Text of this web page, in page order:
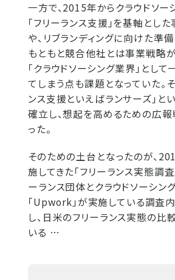
一方で、2015年からクラウドソー
「フリーランス支援」を基軸とし
や、リブランディングに向けた準
もともと競合他社とは事業戦略
「クラウドソーシング業界」とし
てしまう点も課題となっていた。
ンス支援といえばランサーズ」と
確立し、想起を高めるための広
った。
そのための土台となったのが、
施してきた「フリーランス実態調査
ーランス団体とクラウドソーシン
「Upwork」が実施している調査
し、日米のフリーランス実態の比
いる …